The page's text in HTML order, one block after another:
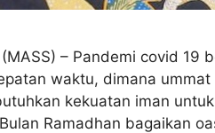
(MASS) – Pandemi covid 19
waktu, dimana
kekuatan iman
Ramadhan bagaikan